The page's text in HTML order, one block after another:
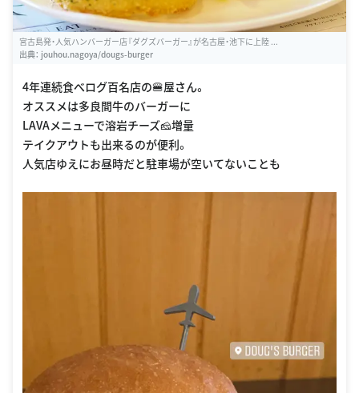
宮古島発・人気ハンバーガー店『ダグズバーガー』が名古屋・池下に上陸 ...
出典： jouhou.nagoya/dougs-burger
4年連続食べログ百名店の🍔屋さん。
オススメは多良間牛のバーガーに
LAVAメニューで溶岩チーズ🧀増量
テイクアウトも出来るのが便利。
人気店ゆえにお昼時だと駐車場が空いてないことも